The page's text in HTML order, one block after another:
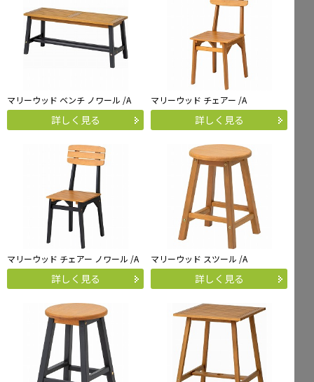
マリーウッド ベンチ ノワール /A
詳しく見る
マリーウッド チェアー /A
詳しく見る
マリーウッド チェアー ノワール /A
詳しく見る
マリーウッド スツール /A
詳しく見る